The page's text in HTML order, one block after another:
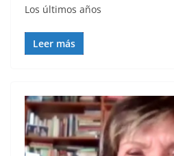
Los últimos años
Leer más